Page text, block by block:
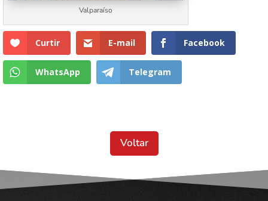
Valparaíso
Curtir E-mail Facebook
WhatsApp Telegram
Voltar